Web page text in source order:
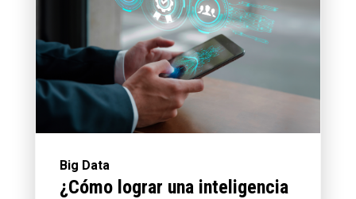
Big Data
¿Cómo lograr una inteligencia